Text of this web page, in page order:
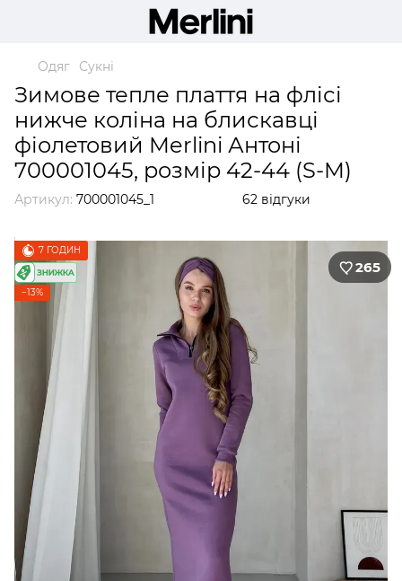
Одяг Сукні
Зимове тепле плаття на флісі
нижче коліна на блискавці
фіолетовий Merlini Антоні
700001045, розмір 42-44 (S-M)
Артикул: 700001045_1 62 відгуки
7 ГОДИН
−13%
265